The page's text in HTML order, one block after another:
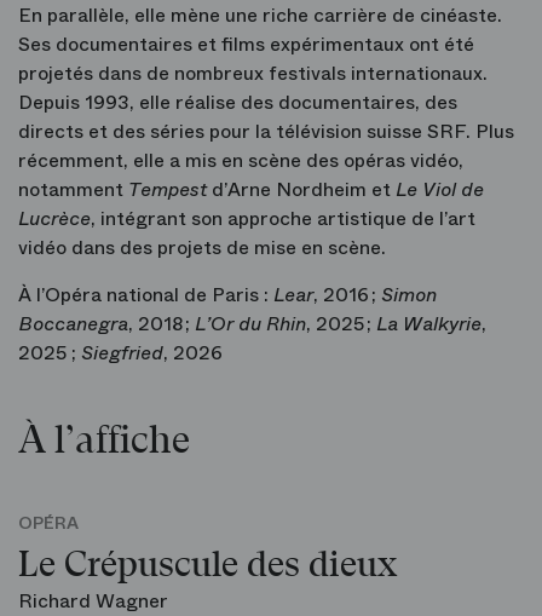
En parallèle, elle mène une riche carrière de cinéaste.
Ses documentaires et films expérimentaux ont été
projetés dans de nombreux festivals internationaux.
Depuis 1993, elle réalise des documentaires, des
directs et des séries pour la télévision suisse SRF. Plus
récemment, elle a mis en scène des opéras vidéo,
notamment Tempestd’Arne Nordheim et Le Viol de
Lucrèce, intégrant son approche artistique de l’art
vidéo dans des projets de mise en scène.
À l’Opéra national de Paris : Lear, 2016 ; Simon
Boccanegra, 2018 ; L’Or du Rhin, 2025 ; La Walkyrie,
2025 ; Siegfried, 2026
À l’affiche
OPÉRA
Le Crépuscule des dieux
Richard Wagner